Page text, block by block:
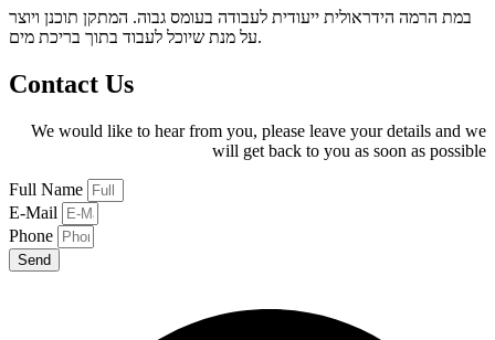
במת הרמה הידראולית ייעודית לעבודה בעומס גבוה. המתקן תוכנן ויוצר
על מנת שיוכל לעבוד בתוך בריכת מים.
Contact Us
We would like to hear from you, please leave your details and we
will get back to you as soon as possible
Full Name
E-Mail
Phone
Send